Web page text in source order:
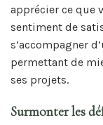
apprécier ce que
sentiment de
s’accompagner
permettant de
ses projets.
Surmonter les